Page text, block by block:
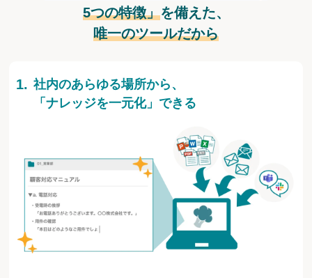
5つの特徴」を備えた、
唯一のツールだから
社内のあらゆる場所から、
「ナレッジを一元化」できる